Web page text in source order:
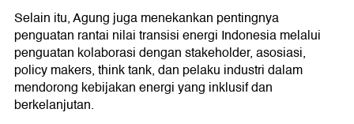
Selain itu, Agung juga menekankan pentingnya
penguatan rantai nilai transisi energi Indonesia melalui
penguatan kolaborasi dengan stakeholder, asosiasi,
policy makers, think tank, dan pelaku industri dalam
mendorong kebijakan energi yang inklusif dan
berkelanjutan.